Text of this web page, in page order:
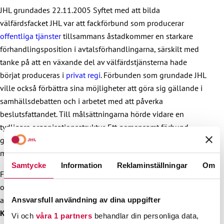
Samtycke Information Reklaminställningar Om
Ansvarsfull användning av dina uppgifter
Vi och våra 1 partners behandlar din personliga data,
styrkan ökar.
Vårt samhälleliga inflytande ökar.
JHL grundades 22.11.2005 Syftet med att bilda
välfärdsfacket JHL var att fackförbund som producerar
offentliga tjänstertillsammans åstadkommer en starkare
förhandlingsposition i avtalsförhandlingarna, särskilt med
tanke på att en växande del av välfärdstjänsterna hade
börjat produceras i privat regi. Förbunden som grundade JHL
ville också förbättra sina möjligheter att göra sig gällande i
samhällsdebatten och i arbetet med att påverka
beslutsfattandet. Till målsättningarna hörde vidare en
tydligare organisationsstruktur. Ett gemensamt förbund
gjorde det dessutom lättare att säkerställa en högklassig
medlemsservice för medlemmarna.
Förbunden som gick samman för att bilda Förbundet för den
offentliga sektorn och välfärdsområdena var de FFC-
anslutna förbunden inom den offentliga sektorn
Kommunsektorns fackförbund KAT Fackförbundet för